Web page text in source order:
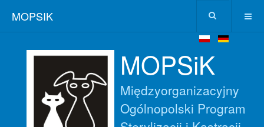
MOPSIK
MOPSiK
Międzyorganizacyjny
Ogólnopolski Program